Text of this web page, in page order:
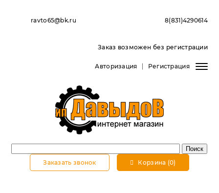
ravto65@bk.ru 8(831)4290614
Заказ возможен без регистрации
Авторизация Регистрация
Заказать звонок Корзина (0)